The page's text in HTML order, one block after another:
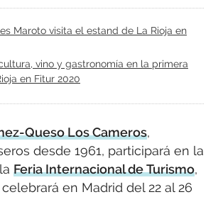
Maroto visita el estand de La Rioja en
vino y gastronomía en la primera
en Fitur 2020
Queso Los Cameros,
desde 1961, participará en la
Feria Internacional de Turismo,
en Madrid del 22 al 26